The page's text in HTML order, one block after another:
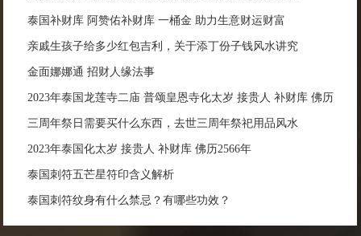
泰国补财库 阿赞佑补财库 一桶金 助力生意财运财富
亲戚生孩子给多少红包吉利，关于添丁份子钱风水讲究
金面娜娜通 招财人缘法事
2023年泰国龙莲寺二庙 普颂皇恩寺化太岁 接贵人 补财库 佛历
2566年
三周年祭日需要买什么东西，去世三周年祭祀用品风水
2023年泰国化太岁 接贵人 补财库 佛历2566年
泰国刺符五芒星符印含义解析
泰国刺符纹身有什么禁忌？有哪些功效？